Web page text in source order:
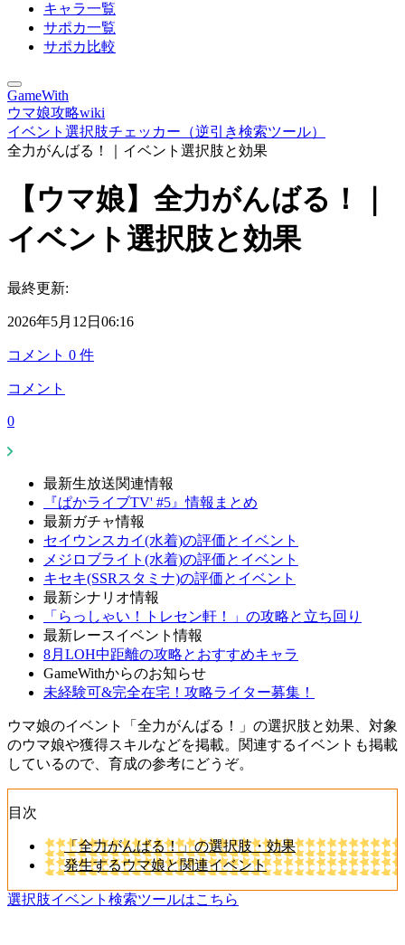
キャラ一覧
サポカ一覧
サポカ比較
GameWith
ウマ娘攻略wiki
イベント選択肢チェッカー（逆引き検索ツール）
全力がんばる！｜イベント選択肢と効果
【ウマ娘】全力がんばる！｜
イベント選択肢と効果
最終更新:
2026年5月12日06:16
コメント 0 件
コメント
0
最新生放送関連情報
『ぱかライブTV' #5』情報まとめ
最新ガチャ情報
セイウンスカイ(水着)の評価とイベント
メジロブライト(水着)の評価とイベント
キセキ(SSRスタミナ)の評価とイベント
最新シナリオ情報
「らっしゃい！トレセン軒！」の攻略と立ち回り
最新レースイベント情報
8月LOH中距離の攻略とおすすめキャラ
GameWithからのお知らせ
未経験可&完全在宅！攻略ライター募集！
ウマ娘のイベント「全力がんばる！」の選択肢と効果、対象
のウマ娘や獲得スキルなどを掲載。関連するイベントも掲載
しているので、育成の参考にどうぞ。
目次
「全力がんばる！」の選択肢・効果
発生するウマ娘と関連イベント
選択肢イベント検索ツールはこちら